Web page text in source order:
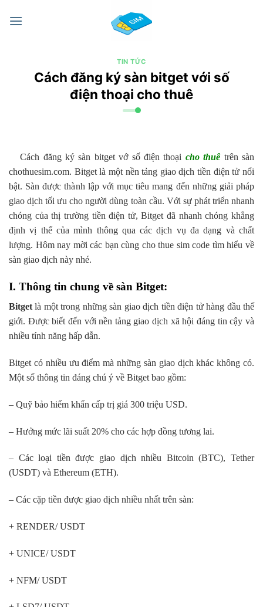
đến
TIN TỨC
Cách đăng ký sàn bitget với số
điện thoại cho thuê
Cách đăng ký sàn bitget vớ số điện thoại cho thuê trên sàn
chothuesim.com. Bitget là một nền tảng giao dịch tiền điện tử nổi
bật. Sàn được thành lập với mục tiêu mang đến những giải pháp
giao dịch tối ưu cho người dùng toàn cầu. Với sự phát triển nhanh
chóng của thị trường tiền điện tử, Bitget đã nhanh chóng khẳng
định vị thế của mình thông qua các dịch vụ đa dạng và chất
lượng. Hôm nay mời các bạn cùng cho thue sim code tìm hiểu về
sàn giao dịch này nhé.
I. Thông tin chung về sàn Bitget:
Bitget là một trong những sàn giao dịch tiền điện tử hàng đầu thế
giới. Được biết đến với nền tảng giao dịch xã hội đáng tin cậy và
nhiều tính năng hấp dẫn.
Bitget có nhiều ưu điểm mà những sàn giao dịch khác không có.
Một số thông tin đáng chú ý về Bitget bao gồm:
– Quỹ bảo hiểm khẩn cấp trị giá 300 triệu USD.
– Hưởng mức lãi suất 20% cho các hợp đồng tương lai.
– Các loại tiền được giao dịch nhiều Bitcoin (BTC), Tether
(USDT) và Ethereum (ETH).
– Các cặp tiền được giao dịch nhiều nhất trên sàn:
+ RENDER/ USDT
+ UNICE/ USDT
+ NFM/ USDT